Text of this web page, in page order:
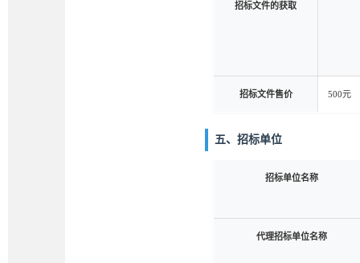
招标文件的获取
招标文件售价 500元
五、招标单位
招标单位名称
代理招标单位名称